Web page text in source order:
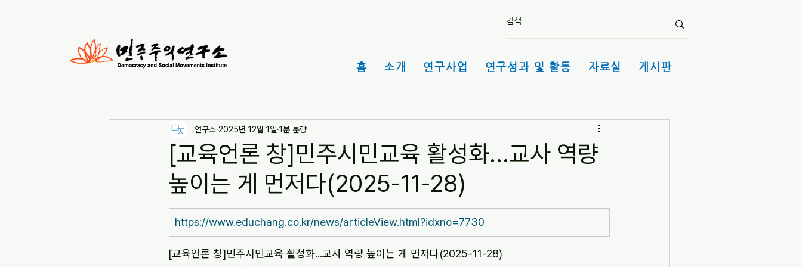
홈 소개 연구사업 연구성과 및 활동 자료실 게시판
[교육언론 창]민주시민교육 활성화...교사 역량
높이는 게 먼저다(2025-11-28)
연구소 2025년 12월 1일 1분 분량
https://www.educhang.co.kr/news/articleView.html?idxno=7730
[교육언론 창]민주시민교육 활성화...교사 역량 높이는 게 먼저다(2025-11-28)